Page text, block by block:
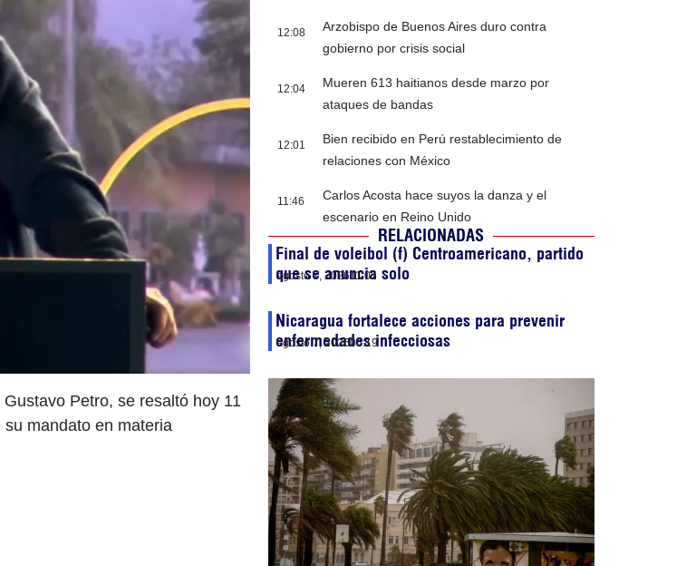
Petro, se resaltó hoy 11
mandato en materia
12:08
Arzobispo de Buenos Aires duro contra
gobierno por crisis social
12:04
Mueren 613 haitianos desde marzo por
ataques de bandas
12:01
Bien recibido en Perú restablecimiento de
relaciones con México
11:46
Carlos Acosta hace suyos la danza y el
escenario en Reino Unido
RELACIONADAS
Final de voleibol (f) Centroamericano, partido
que se anuncia solo
agosto 7, 202611:05
Nicaragua fortalece acciones para prevenir
enfermedades infecciosas
agosto 7, 202606:19